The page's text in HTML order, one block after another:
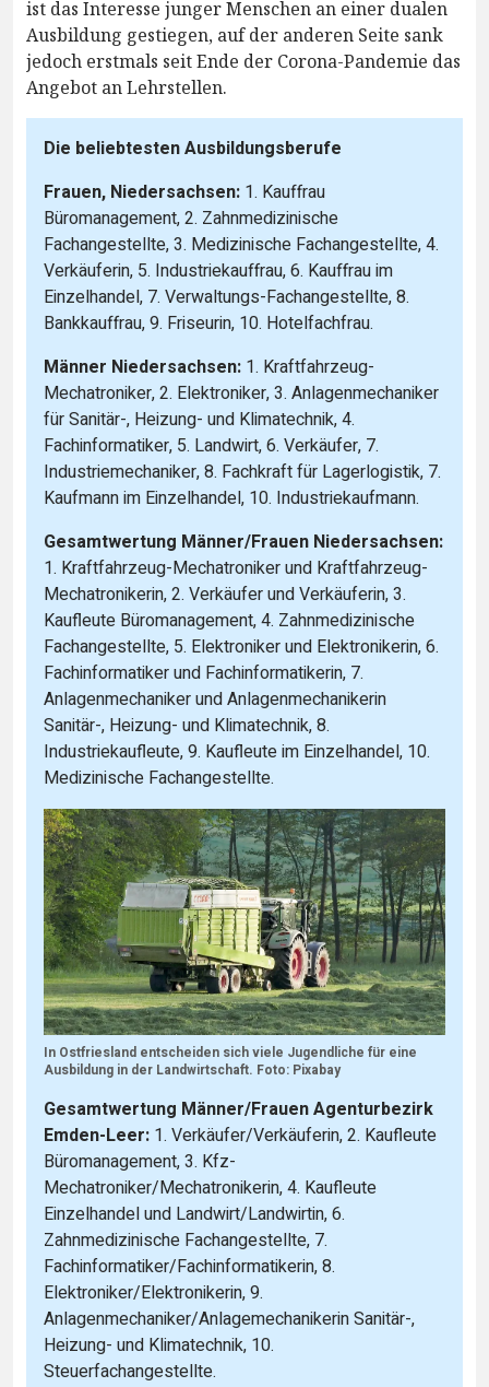
ist das Interesse junger Menschen an einer dualen
Ausbildung gestiegen, auf der anderen Seite sank
jedoch erstmals seit Ende der Corona-Pandemie das
Angebot an Lehrstellen.
Die beliebtesten Ausbildungsberufe
Frauen, Niedersachsen: 1. Kauffrau
Büromanagement, 2. Zahnmedizinische
Fachangestellte, 3. Medizinische Fachangestellte, 4.
Verkäuferin, 5. Industriekauffrau, 6. Kauffrau im
Einzelhandel, 7. Verwaltungs-Fachangestellte, 8.
Bankkauffrau, 9. Friseurin, 10. Hotelfachfrau.
Männer Niedersachsen: 1. Kraftfahrzeug-
Mechatroniker, 2. Elektroniker, 3. Anlagenmechaniker
für Sanitär-, Heizung- und Klimatechnik, 4.
Fachinformatiker, 5. Landwirt, 6. Verkäufer, 7.
Industriemechaniker, 8. Fachkraft für Lagerlogistik, 7.
Kaufmann im Einzelhandel, 10. Industriekaufmann.
Gesamtwertung Männer/Frauen Niedersachsen:
1. Kraftfahrzeug-Mechatroniker und Kraftfahrzeug-
Mechatronikerin, 2. Verkäufer und Verkäuferin, 3.
Kaufleute Büromanagement, 4. Zahnmedizinische
Fachangestellte, 5. Elektroniker und Elektronikerin, 6.
Fachinformatiker und Fachinformatikerin, 7.
Anlagenmechaniker und Anlagenmechanikerin
Sanitär-, Heizung- und Klimatechnik, 8.
Industriekaufleute, 9. Kaufleute im Einzelhandel, 10.
Medizinische Fachangestellte.
In Ostfriesland entscheiden sich viele Jugendliche für eine
Ausbildung in der Landwirtschaft. Foto: Pixabay
Gesamtwertung Männer/Frauen Agenturbezirk
Emden-Leer: 1. Verkäufer/Verkäuferin, 2. Kaufleute
Büromanagement, 3. Kfz-
Mechatroniker/Mechatronikerin, 4. Kaufleute
Einzelhandel und Landwirt/Landwirtin, 6.
Zahnmedizinische Fachangestellte, 7.
Fachinformatiker/Fachinformatikerin, 8.
Elektroniker/Elektronikerin, 9.
Anlagenmechaniker/Anlagemechanikerin Sanitär-,
Heizung- und Klimatechnik, 10.
Steuerfachangestellte.